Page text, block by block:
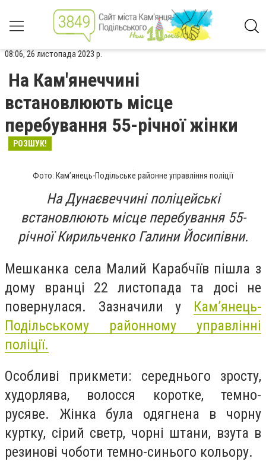
08:06, 26 листопада 2023 р.
На Кам'янеччині
встановлюють місце
перебування 55-річної жінки
РОЗШУК!
Фото: Кам’янець-Подільське районне управління поліції
На Дунаєвеччині поліцейські
встановлюють місце перебування 55-
річної Кирильченко Галини Йосипівни.
Мешканка села Малий Карабчіїв пішла з
дому вранці 22 листопада та досі не
повернулася. Зазначили у Кам’янець-
Подільському районному управлінні
поліції.
Особливі прикмети: середнього зросту,
худорлява, волосся коротке, темно-
русяве. Жінка була одягнена в чорну
куртку, сірий светр, чорні штани, взута в
резинові чоботи темно-синього кольору.